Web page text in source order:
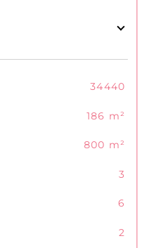
34440
186 m²
800 m²
3
6
2